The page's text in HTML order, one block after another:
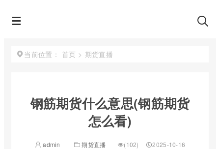
当前位置： 首页 > 期货直播
钢筋期货什么意思(钢筋期货
怎么看)
admin 期货直播 (102)
2025-10-16